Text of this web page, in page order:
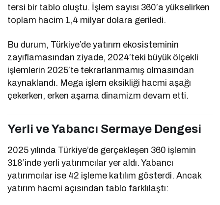
tersi bir tablo oluştu. İşlem sayısı 360’a yükselirken
toplam hacim 1,4 milyar dolara geriledi.
Bu durum, Türkiye’de yatırım ekosisteminin
zayıflamasından ziyade, 2024’teki büyük ölçekli
işlemlerin 2025’te tekrarlanmamış olmasından
kaynaklandı. Mega işlem eksikliği hacmi aşağı
çekerken, erken aşama dinamizm devam etti.
Yerli ve Yabancı Sermaye Dengesi
2025 yılında Türkiye’de gerçekleşen 360 işlemin
318’inde yerli yatırımcılar yer aldı. Yabancı
yatırımcılar ise 42 işleme katılım gösterdi. Ancak
yatırım hacmi açısından tablo farklılaştı: